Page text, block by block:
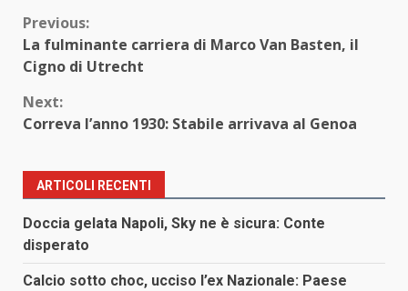
Continue
Reading
Previous:
La fulminante carriera di Marco Van Basten, il
Cigno di Utrecht
Next:
Correva l’anno 1930: Stabile arrivava al Genoa
ARTICOLI RECENTI
Doccia gelata Napoli, Sky ne è sicura: Conte
disperato
Calcio sotto choc, ucciso l’ex Nazionale: Paese